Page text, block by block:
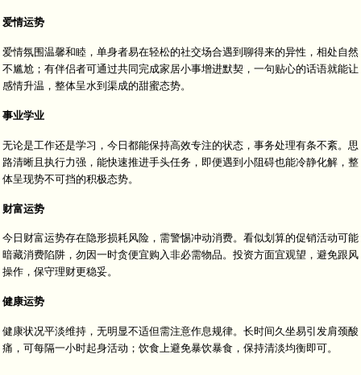
爱情运势
爱情氛围温馨和睦，单身者易在轻松的社交场合遇到聊得来的异性，相处自然
不尴尬；有伴侣者可通过共同完成家居小事增进默契，一句贴心的话语就能让
感情升温，整体呈水到渠成的甜蜜态势。
事业学业
无论是工作还是学习，今日都能保持高效专注的状态，事务处理有条不紊。思
路清晰且执行力强，能快速推进手头任务，即便遇到小阻碍也能冷静化解，整
体呈现势不可挡的积极态势。
财富运势
今日财富运势存在隐形损耗风险，需警惕冲动消费。看似划算的促销活动可能
暗藏消费陷阱，勿因一时贪便宜购入非必需物品。投资方面宜观望，避免跟风
操作，保守理财更稳妥。
健康运势
健康状况平淡维持，无明显不适但需注意作息规律。长时间久坐易引发肩颈酸
痛，可每隔一小时起身活动；饮食上避免暴饮暴食，保持清淡均衡即可。